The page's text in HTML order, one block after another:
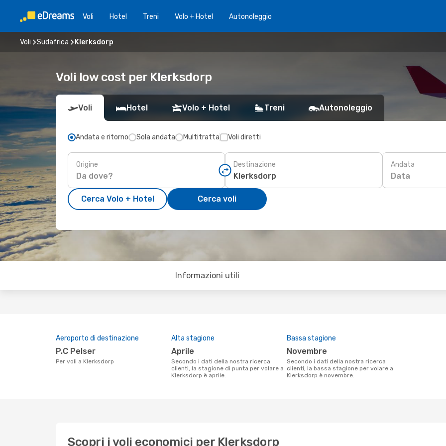
Voli Hotel Treni Volo + Hotel Autonoleggio
Voli Sudafrica Klerksdorp
Voli low cost per Klerksdorp
Voli Hotel Volo + Hotel Treni Autonoleggio
Andata e ritorno Sola andata Multitratta Voli diretti
Origine Destinazione Andata
Data
Cerca Volo + Hotel Cerca voli
Informazioni utili
Aeroporto di destinazione
P.C Pelser
Per voli a Klerksdorp
Alta stagione
aprile
Secondo i dati della nostra ricerca
clienti, la stagione di punta per volare a
Klerksdorp è aprile.
Bassa stagione
novembre
Secondo i dati della nostra ricerca
clienti, la bassa stagione per volare a
Klerksdorp è novembre.
Scopri i voli economici per Klerksdorp